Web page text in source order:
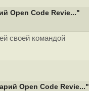
Open Code Revie..."
своей командой
Open Code Revie..."